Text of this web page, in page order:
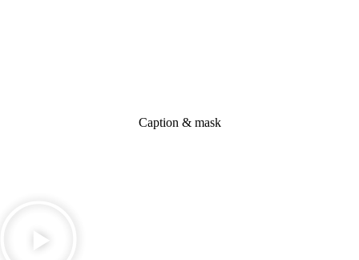
Caption & mask